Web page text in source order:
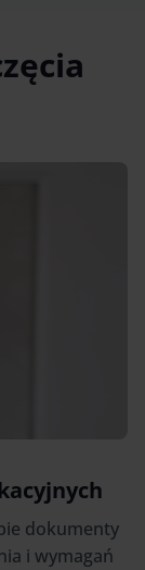
dokumenty
i wymagań